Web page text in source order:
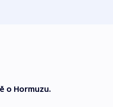
o Hormuzu.